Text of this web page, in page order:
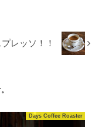
レッソ！！
Days Coffee Roaster